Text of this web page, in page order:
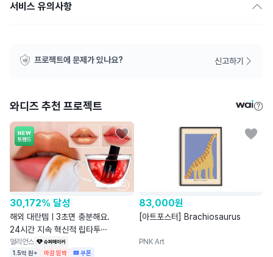
서비스 유의사항
프로젝트에 문제가 있나요? 신고하기
와디즈 추천 프로젝트
AD
30,172% 달성
해외 대란템ㅣ3초면 충분해요.
24시간 지속 혁신적 립타투
‘티슈오프‘
얼리언스
1.5억 원+ 마감 임박 쿠폰
83,000원
[아트포스터] Brachiosaurus
PNK Art